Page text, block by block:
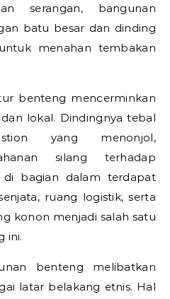
serangan, bangunan
batu besar dan dinding
menahan tembakan
benteng mencerminkan
lokal. Dindingnya tebal
yang menonjol,
silang terhadap
di bagian dalam terdapat
ruang logistik, serta
konon menjadi salah satu
ini.
benteng melibatkan
latar belakang etnis. Hal